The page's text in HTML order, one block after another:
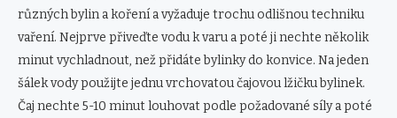
různých bylin a koření a vyžaduje trochu odlišnou techniku ​​
vaření. Nejprve přiveďte vodu k varu a poté ji nechte několik
minut vychladnout, než přidáte bylinky do konvice. Na jeden
šálek vody použijte jednu vrchovatou čajovou lžičku bylinek.
Čaj nechte 5-10 minut louhovat podle požadované síly a poté